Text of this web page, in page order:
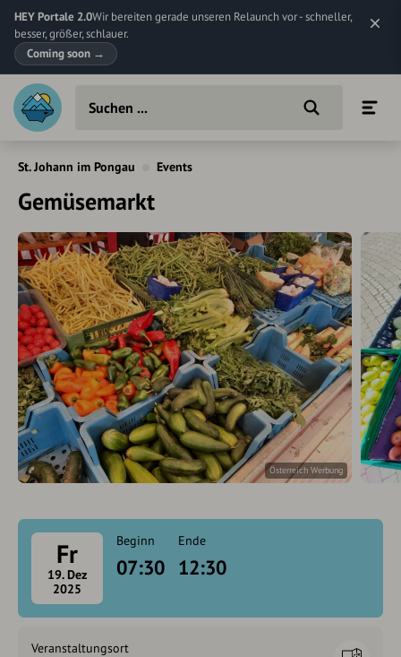
HEY Portale 2.0Wir bereiten gerade unseren Relaunch vor - schneller,
besser, größer, schlauer.
Coming soon →
St. Johann im Pongau Events
Gemüsemarkt
Österreich Werbung
Fr
19. Dez
2025
Beginn
07:30
Ende
12:30
Veranstaltungsort